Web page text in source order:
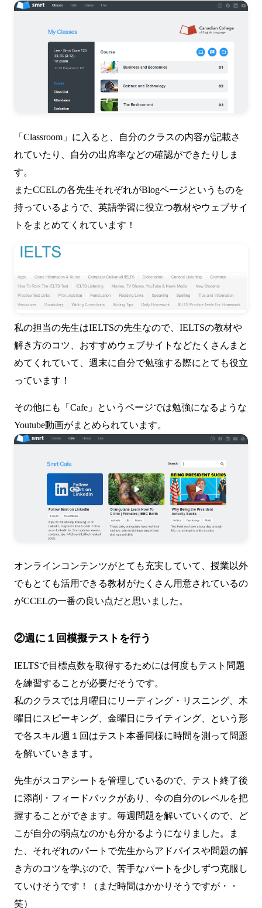
「Classroom」に入ると、自分のクラスの内容が記載さ
れていたり、自分の出席率などの確認ができたりしま
す。
またCCELの各先生それぞれがBlogページというものを
持っているようで、英語学習に役立つ教材やウェブサイ
トをまとめてくれています！
私の担当の先生はIELTSの先生なので、IELTSの教材や
解き方のコツ、おすすめウェブサイトなどたくさんまと
めてくれていて、週末に自分で勉強する際にとても役立
っています！
その他にも「Cafe」というページでは勉強になるような
Youtube動画がまとめられています。
オンラインコンテンツがとても充実していて、授業以外
でもとても活用できる教材がたくさん用意されているの
がCCELの一番の良い点だと思いました。
②週に１回模擬テストを行う
IELTSで目標点数を取得するためには何度もテスト問題
を練習することが必要だそうです。
私のクラスでは月曜日にリーディング・リスニング、木
曜日にスピーキング、金曜日にライティング、という形
で各スキル週１回はテスト本番同様に時間を測って問題
を解いていきます。
先生がスコアシートを管理しているので、テスト終了後
に添削・フィードバックがあり、今の自分のレベルを把
握することができます。毎週問題を解いていくので、ど
こが自分の弱点なのかも分かるようになりました。ま
た、それぞれのパートで先生からアドバイスや問題の解
き方のコツを学ぶので、苦手なパートを少しずつ克服し
ていけそうです！（まだ時間はかかりそうですが・・
笑）